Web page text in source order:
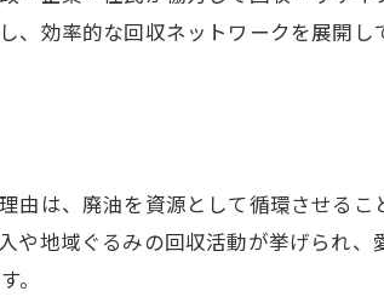
生む持続可能な習慣
の価値とその効果
す廃油の新たな価値
効率的な回収ネットワークを展開
は、廃油を資源として循環させる
地域ぐるみの回収活動が挙げられ、
。